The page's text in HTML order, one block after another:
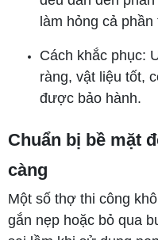
làm hỏng cả
Cách khắc phục:
ràng, vật liệu tốt,
được bảo hành.
Chuẩn bị bề mặt
càng
Một số thợ thi công
gắn nẹp hoặc bỏ qua